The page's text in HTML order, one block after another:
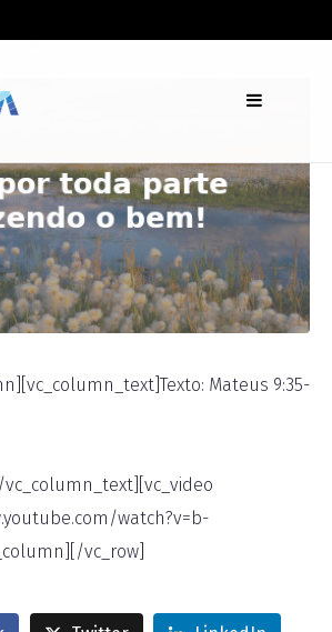
Mateus 9:35-
watch?v=b-
vc_row]